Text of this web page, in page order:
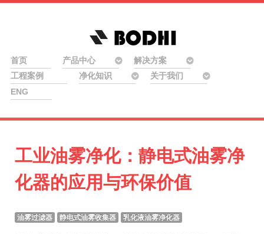
首页 产品中心
解决方案
工程案例
净化知识
关于我们
ENG
工业油雾净化：静电式油雾净
化器的应用与环保价值
油雾过滤器 静电式油雾收集器 乳化液油雾净化器